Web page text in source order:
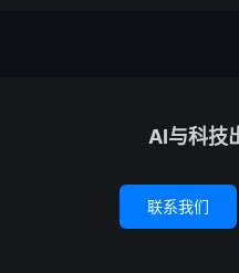
AI与科技
联系我们